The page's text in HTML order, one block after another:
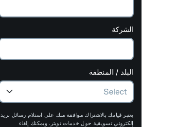
الشركة
البلد / المنطقة
يعتبر قيامك بالاشتراك موافقة منك على استلام رسائل بريد
إلكتروني تسويقية حول خدمات تويتر. ويمكنك إلغاء